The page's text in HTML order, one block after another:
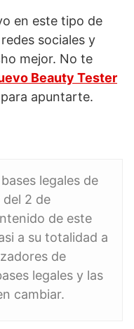
en este tipo de
sociales y
mejor. No te
Beauty Tester
apuntarte.
legales de
2 de
de este
a su totalidad a
de
legales y las
cambiar.